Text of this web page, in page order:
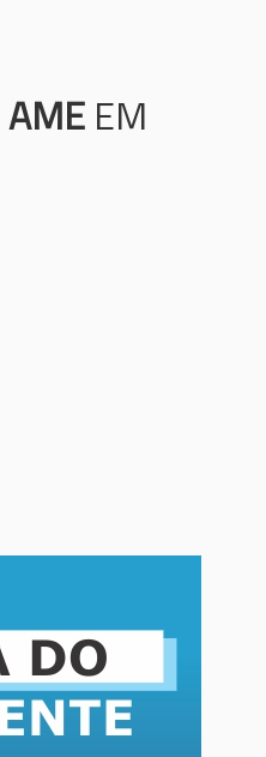
AME EM